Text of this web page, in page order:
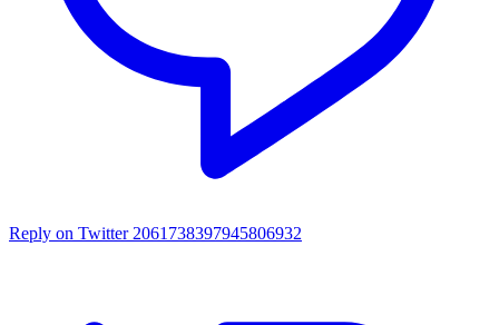
Reply on Twitter 2061738397945806932